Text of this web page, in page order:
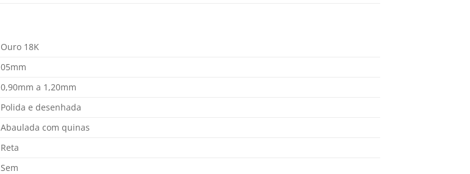
Ouro 18K
05mm
0,90mm a 1,20mm
Polida e desenhada
Abaulada com quinas
Reta
Sem